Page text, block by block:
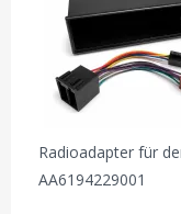
Radioadapter für
AA6194229001